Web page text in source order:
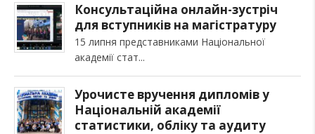
Консультаційна онлайн-зустріч
для вступників на магістратуру
15 липня представниками Національної
академії стат
Урочисте вручення дипломів у
Національній академії
статистики, обліку та аудиту